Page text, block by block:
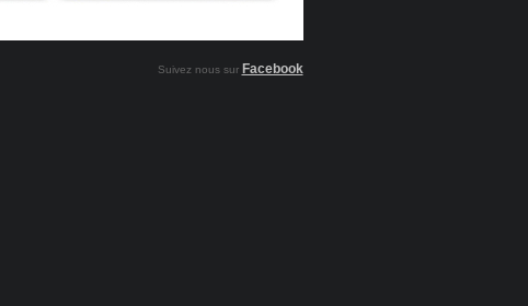
Suivez nous sur Facebook